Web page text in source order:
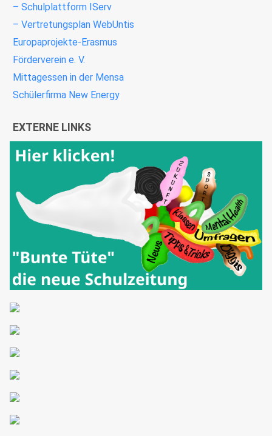
– Schulplattform IServ
– Vertretungsplan WebUntis
Europaprojekte-Erasmus
Förderverein e. V.
Mittagessen in der Mensa
Schülerfirma New Energy
EXTERNE LINKS